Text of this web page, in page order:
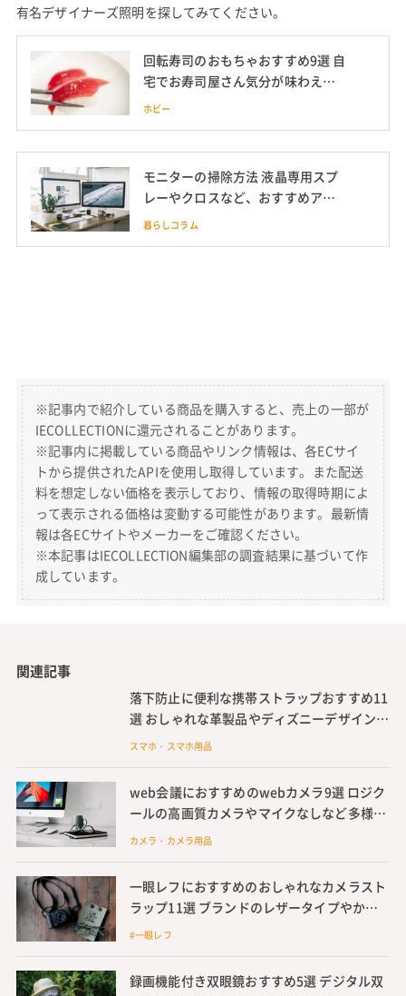
有名デザイナーズ照明を探してみてください。
回転寿司のおもちゃおすすめ9選 自
宅でお寿司屋さん気分が味わえる
商品を紹介
ホビー
モニターの掃除方法 液晶専用スプ
レーやクロスなど、おすすめアイ
テムも紹介
暮らしコラム
※記事内で紹介している商品を購入すると、売上の一部が
IECOLLECTIONに還元されることがあります。
※記事内に掲載している商品やリンク情報は、各ECサイ
トから提供されたAPIを使用し取得しています。また配送
料を想定しない価格を表示しており、情報の取得時期によ
って表示される価格は変動する可能性があります。最新情
報は各ECサイトやメーカーをご確認ください。
※本記事はIECOLLECTION編集部の調査結果に基づいて作
成しています。
関連記事
落下防止に便利な携帯ストラップおすすめ11
選 おしゃれな革製品やディズニーデザインを
紹介
スマホ・スマホ用品
web会議におすすめのwebカメラ9選 ロジク
ールの高画質カメラやマイクなしなど多様な
ウェブカメラを紹介
カメラ・カメラ用品
一眼レフにおすすめのおしゃれなカメラスト
ラップ11選 ブランドのレザータイプやかわ
いいディズニーのストラップも紹介
#一眼レフ
録画機能付き双眼鏡おすすめ5選 デジタル双